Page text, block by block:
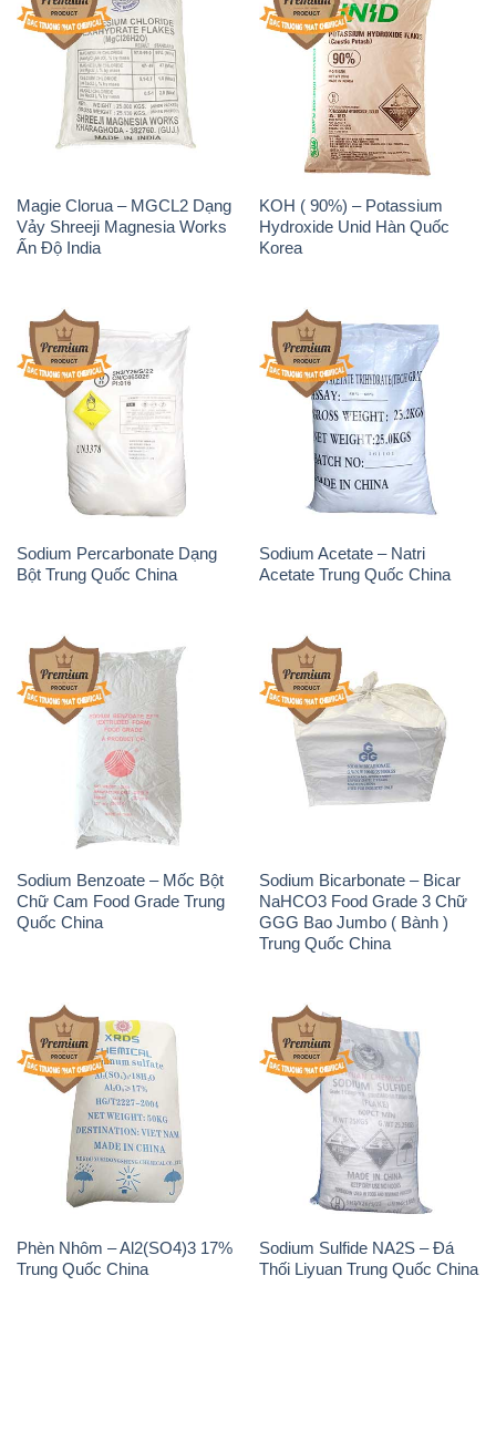
Magie Clorua – MGCL2 Dạng
Vảy Shreeji Magnesia Works
Ấn Độ India
KOH ( 90%) – Potassium
Hydroxide Unid Hàn Quốc
Korea
Sodium Percarbonate Dạng
Bột Trung Quốc China
Sodium Acetate – Natri
Acetate Trung Quốc China
Sodium Benzoate – Mốc Bột
Chữ Cam Food Grade Trung
Quốc China
Sodium Bicarbonate – Bicar
NaHCO3 Food Grade 3 Chữ
GGG Bao Jumbo ( Bành )
Trung Quốc China
Phèn Nhôm – Al2(SO4)3 17%
Trung Quốc China
Sodium Sulfide NA2S – Đá
Thối Liyuan Trung Quốc China